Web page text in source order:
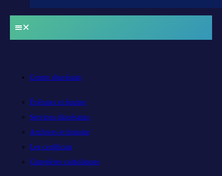
Centre diocésain
Évêques et équipe
Services diocésains
Archives et histoire
Les certificats
Cimetières catholiques